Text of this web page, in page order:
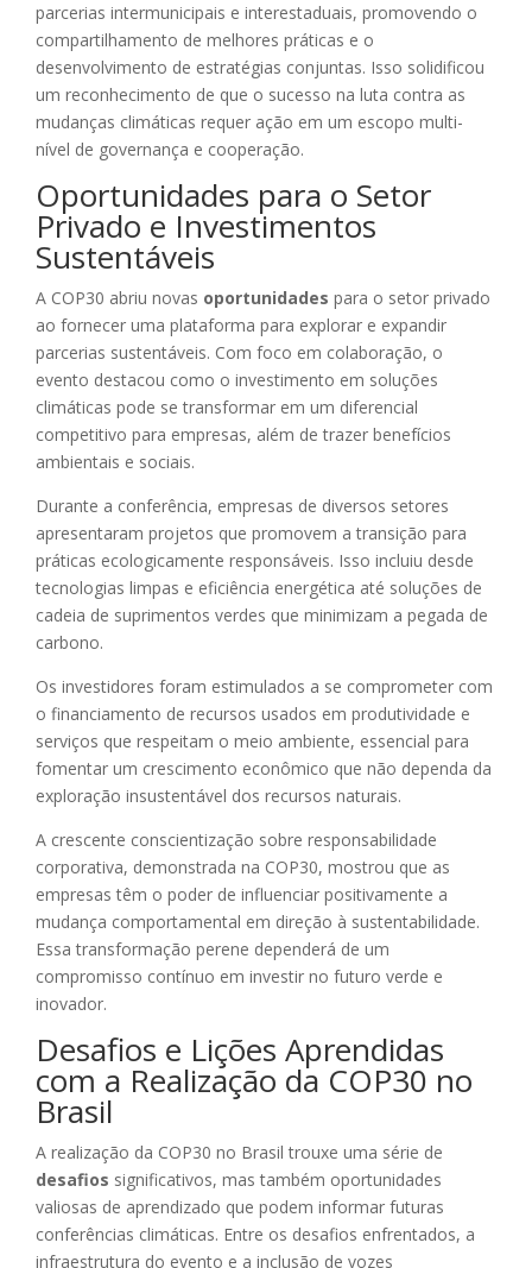
parcerias intermunicipais e interestaduais, promovendo o
compartilhamento de melhores práticas e o
desenvolvimento de estratégias conjuntas. Isso solidificou
um reconhecimento de que o sucesso na luta contra as
mudanças climáticas requer ação em um escopo multi-
nível de governança e cooperação.
Oportunidades para o Setor
Privado e Investimentos
Sustentáveis
A COP30 abriu novas oportunidades para o setor privado
ao fornecer uma plataforma para explorar e expandir
parcerias sustentáveis. Com foco em colaboração, o
evento destacou como o investimento em soluções
climáticas pode se transformar em um diferencial
competitivo para empresas, além de trazer benefícios
ambientais e sociais.
Durante a conferência, empresas de diversos setores
apresentaram projetos que promovem a transição para
práticas ecologicamente responsáveis. Isso incluiu desde
tecnologias limpas e eficiência energética até soluções de
cadeia de suprimentos verdes que minimizam a pegada de
carbono.
Os investidores foram estimulados a se comprometer com
o financiamento de recursos usados em produtividade e
serviços que respeitam o meio ambiente, essencial para
fomentar um crescimento econômico que não dependa da
exploração insustentável dos recursos naturais.
A crescente conscientização sobre responsabilidade
corporativa, demonstrada na COP30, mostrou que as
empresas têm o poder de influenciar positivamente a
mudança comportamental em direção à sustentabilidade.
Essa transformação perene dependerá de um
compromisso contínuo em investir no futuro verde e
inovador.
Desafios e Lições Aprendidas
com a Realização da COP30 no
Brasil
A realização da COP30 no Brasil trouxe uma série de
desafios significativos, mas também oportunidades
valiosas de aprendizado que podem informar futuras
conferências climáticas. Entre os desafios enfrentados, a
infraestrutura do evento e a inclusão de vozes